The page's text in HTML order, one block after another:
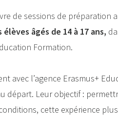
de sessions de préparation
âgés de 14 à 17 ans,
Formation.
avec l’agence Erasmus+
départ. Leur objectif :
cette expérience